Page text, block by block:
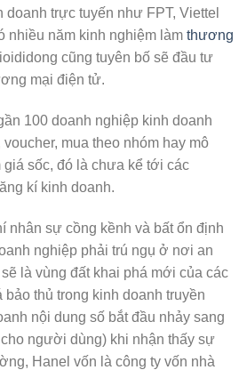
trực tuyến như FPT, Viettel
nhiều năm kinh nghiệm làm thương
cũng tuyên bố sẽ đầu tư
mại điện tử.
100 doanh nghiệp kinh doanh
mua theo nhóm hay mô
giá sốc, đó là chưa kể tới các
kí kinh doanh.
nhân sự cồng kềnh và bất ổn định
nghiệp phải trú ngụ ở nơi an
là vùng đất khai phá mới của các
thủ trong kinh doanh truyền
nội dung số bắt đầu nhảy sang
người dùng) khi nhận thấy sự
Hanel vốn là công ty vốn nhà